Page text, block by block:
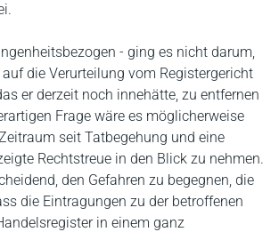
- ging es nicht darum,
die Verurteilung vom Registergericht
er derzeit noch innehätte, zu entfernen
Frage wäre es möglicherweise
seit Tatbegehung und eine
Rechtstreue in den Blick zu nehmen.
den Gefahren zu begegnen, die
die Eintragungen zu der betroffenen
in einem ganz